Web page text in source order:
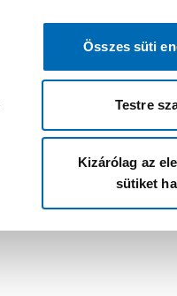
Összes süti
Testre
Kizárólag az
sütiket